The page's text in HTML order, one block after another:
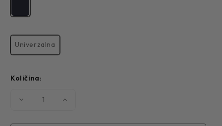
Univerzalna
Količina:
Smanjite Povećajte